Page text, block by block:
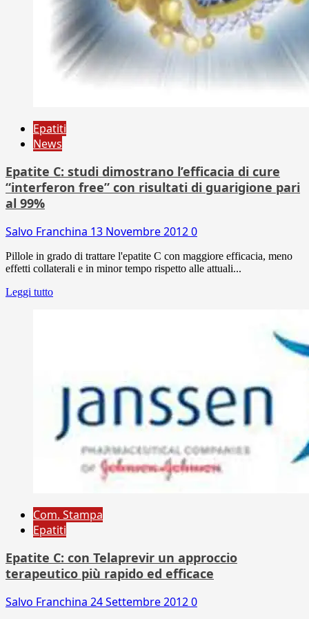
Epatiti
News
Epatite C: studi dimostrano l’efficacia di cure
“interferon free” con risultati di guarigione pari
al 99%
Salvo Franchina 13 Novembre 20120
Pillole in grado di trattare l'epatite C con maggiore efficacia, meno
effetti collaterali e in minor tempo rispetto alle attuali...
Leggi tutto
Com. Stampa
Epatiti
Epatite C: con Telaprevir un approccio
terapeutico più rapido ed efficace
Salvo Franchina 24 Settembre 20120